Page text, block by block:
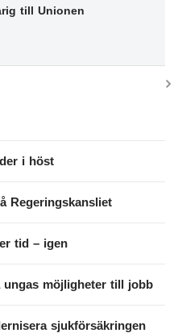
till Unionen
i höst
Regeringskansliet
tid – igen
ungas möjligheter till jobb
sjukförsäkringen